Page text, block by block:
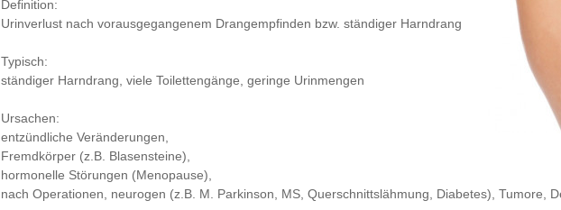
Definition:
Urinverlust nach vorausgegangenem Drangempfinden bzw. ständiger Harndrang
Typisch:
ständiger Harndrang, viele Toilettengänge, geringe Urinmengen
Ursachen:
entzündliche Veränderungen,
Fremdkörper (z.B. Blasensteine),
hormonelle Störungen (Menopause),
nach Operationen, neurogen (z.B. M. Parkinson, MS, Querschnittslähmung, Diabetes), Tumore,